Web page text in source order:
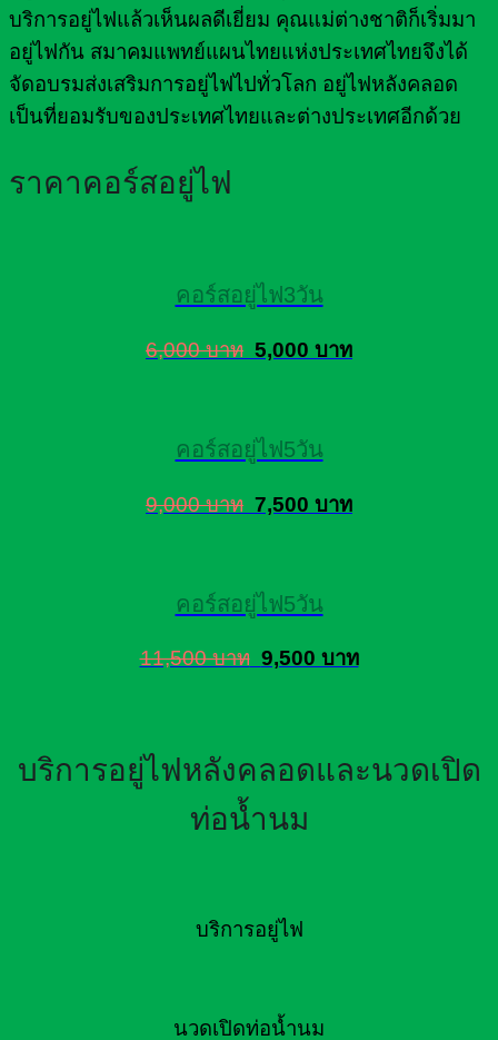
บริการอยู่ไฟแล้วเห็นผลดีเยี่ยม คุณแม่ต่างชาติก็เริ่มมา
อยู่ไฟกัน สมาคมแพทย์แผนไทยแห่งประเทศไทยจึงได้
จัดอบรมส่งเสริมการอยู่ไฟไปทั่วโลก อยู่ไฟหลังคลอด
เป็นที่ยอมรับของประเทศไทยและต่างประเทศอีกด้วย
ราคาคอร์สอยู่ไฟ
คอร์สอยู่ไฟ3วัน
6,000 บาท 5,000 บาท
คอร์สอยู่ไฟ5วัน
9,000 บาท 7,500 บาท
คอร์สอยู่ไฟ5วัน
11,500 บาท 9,500 บาท
บริการอยู่ไฟหลังคลอดและนวดเปิด
ท่อน้ำนม
บริการอยู่ไฟ
นวดเปิดท่อน้ำนม